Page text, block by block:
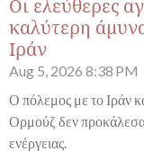
Οι ελεύθερες
καλύτερη
Ιράν
Aug 5, 2026 8:38 PM
Ο πόλεμος με το Ιράν
Ορμούζ δεν
ενέργειας.